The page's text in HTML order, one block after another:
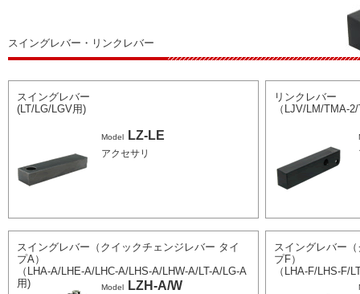
スイングレバー・リンクレバー
スイングレバー
(LT/LG/LGV用)
Model LZ-LE
アクセサリ
リンクレバー
（LJV/LM/TMA-
スイングレバー（クイックチェンジレバー タイ
プA）
（LHA-A/LHE-A/LHC-A/LHS-A/LHW-A/LT-A/LG-A
用)
Model LZH-A/W
スイングレバー
プF）
（LHA-F/LHS-F/